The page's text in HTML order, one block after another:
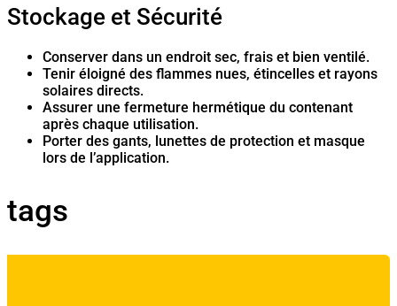
Stockage et Sécurité
Conserver dans un endroit sec, frais et bien ventilé.
Tenir éloigné des flammes nues, étincelles et rayons
solaires directs.
Assurer une fermeture hermétique du contenant
après chaque utilisation.
Porter des gants, lunettes de protection et masque
lors de l’application.
tags